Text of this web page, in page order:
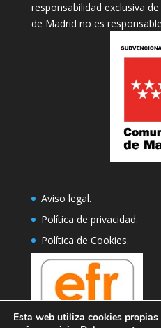
responsabilidad exclusiva
de Madrid no es
Aviso legal.
Política de privacidad.
Política de Cookies.
Esta web utiliza cookies